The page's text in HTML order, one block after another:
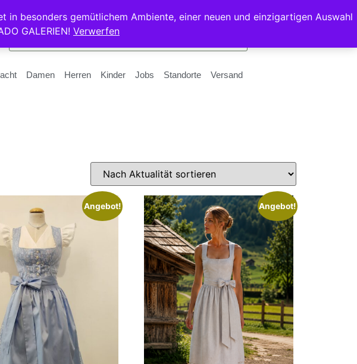
besonders gemütlichem Ambiente, einer neuen und einzigartigen Auswahl
GALERIEN! Verwerfen
Damen Herren Kinder Jobs Standorte Versand
Angebot! Angebot!